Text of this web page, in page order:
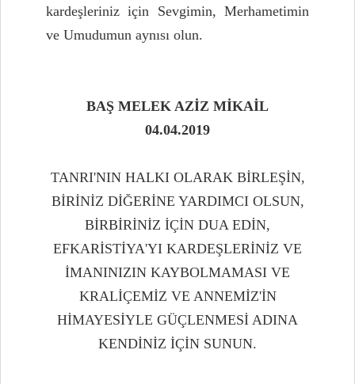
kardeşleriniz için Sevgimin, Merhametimin
ve Umudumun aynısı olun.
BAŞ MELEK AZİZ MİKAİL
04.04.2019
TANRI'NIN HALKI OLARAK BİRLEŞİN,
BİRİNİZ DİĞERİNE YARDIMCI OLSUN,
BİRBİRİNİZ İÇİN DUA EDİN,
EFKARİSTİYA'YI KARDEŞLERİNİZ VE
İMANINIZIN KAYBOLMAMASI VE
KRALİÇEMİZ VE ANNEMİZ'İN
HİMAYESİYLE GÜÇLENMESİ ADINA
KENDİNİZ İÇİN SUNUN.